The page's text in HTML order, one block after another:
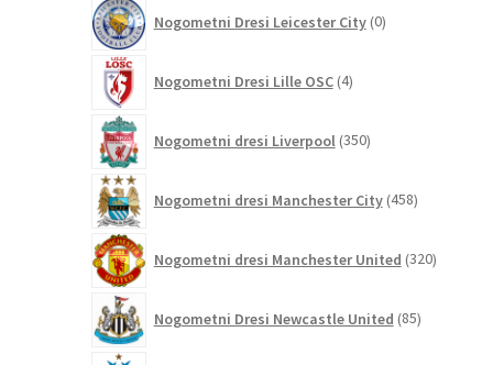
Nogometni Dresi Leicester City 0izdelkov
Nogometni Dresi Lille OSC 4izdelki
Nogometni dresi Liverpool 350izdelkov
Nogometni dresi Manchester City 458izdelkov
Nogometni dresi Manchester United 320izdelkov
Nogometni Dresi Newcastle United 85izdelkov